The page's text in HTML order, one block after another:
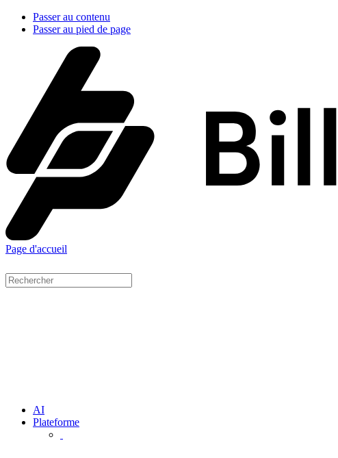
Passer au contenu
Passer au pied de page
Page d'accueil
AI
Plateforme